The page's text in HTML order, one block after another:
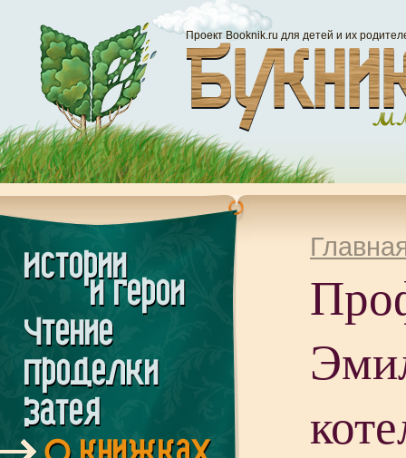
Проект Booknik.ru для детей и их